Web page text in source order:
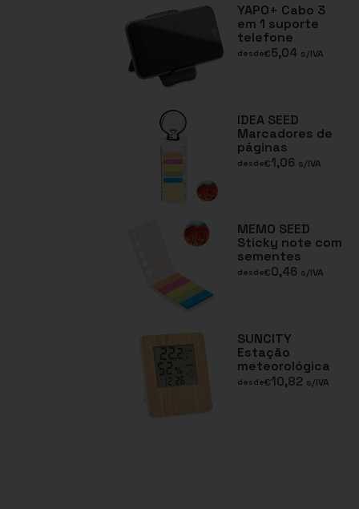
YAPO+ Cabo 3
em 1 suporte
telefone
desde€5,04 s/IVA
IDEA SEED
Marcadores de
páginas
desde€1,06 s/IVA
MEMO SEED
Sticky note com
sementes
desde€0,46 s/IVA
SUNCITY
Estação
meteorológica
desde€10,82 s/IVA